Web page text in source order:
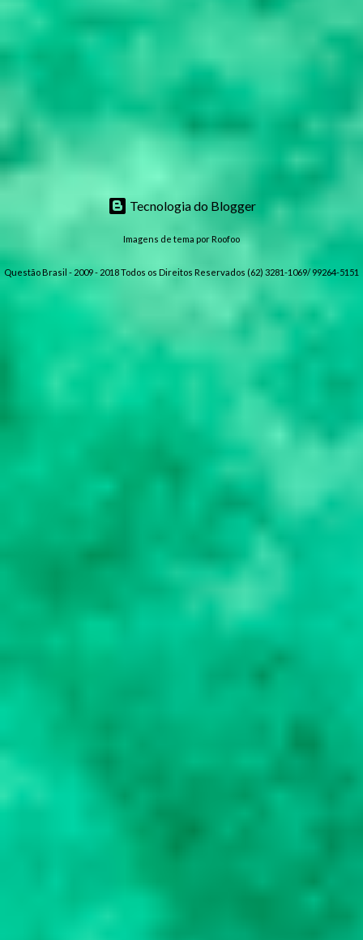
Tecnologia do Blogger
Imagens de tema por Roofoo
Questão Brasil - 2009 - 2018 Todos os Direitos Reservados (62) 3281-1069/ 99264-5151